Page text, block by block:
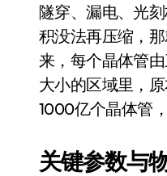
轻
隧穿、漏电、光
积没法再压缩，
来，每个晶体管
大小的区域里，
1000亿个晶体管
关键参数与